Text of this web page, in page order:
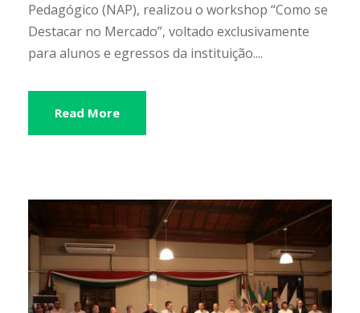
Pedagógico (NAP), realizou o workshop “Como se
Destacar no Mercado”, voltado exclusivamente
para alunos e egressos da instituição....
Read More